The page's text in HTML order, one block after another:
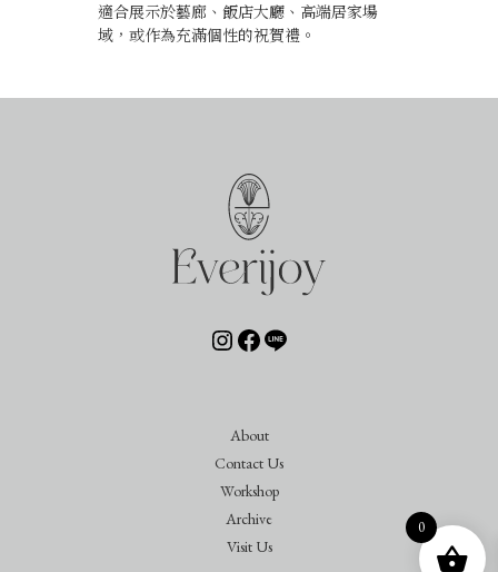
適合展示於藝廊、飯店大廳、高端居家場
域，或作為充滿個性的祝賀禮。
Instagram Facebook Line
About
Contact Us
Workshop
Archive
Visit Us
0